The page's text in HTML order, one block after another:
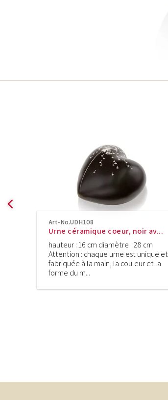
Art-No.UDH108
Urne céramique coeur, noir av...
hauteur : 16 cm diamètre : 28 cm
Attention : chaque urne est unique et
fabriquée à la main, la couleur et la
forme du m...